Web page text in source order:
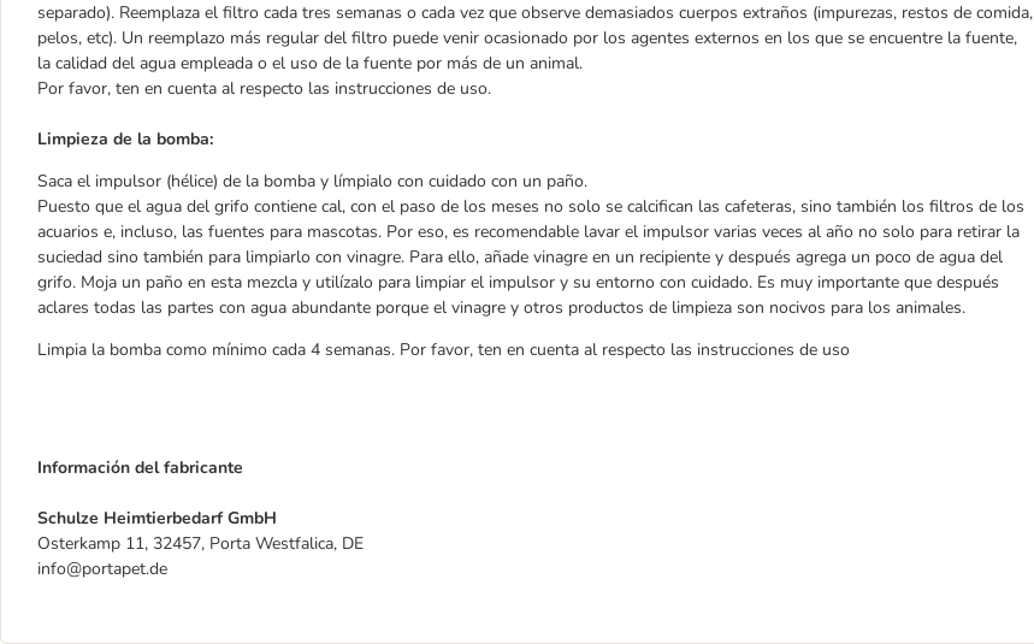
separado). Reemplaza el filtro cada tres semanas o cada vez que observe demasiados cuerpos extraños (impurezas, restos de comida,
pelos, etc). Un reemplazo más regular del filtro puede venir ocasionado por los agentes externos en los que se encuentre la fuente,
la calidad del agua empleada o el uso de la fuente por más de un animal.
Por favor, ten en cuenta al respecto las instrucciones de uso.
Limpieza de la bomba:
Saca el impulsor (hélice) de la bomba y límpialo con cuidado con un paño.
Puesto que el agua del grifo contiene cal, con el paso de los meses no solo se calcifican las cafeteras, sino también los filtros de los
acuarios e, incluso, las fuentes para mascotas. Por eso, es recomendable lavar el impulsor varias veces al año no solo para retirar la
suciedad sino también para limpiarlo con vinagre. Para ello, añade vinagre en un recipiente y después agrega un poco de agua del
grifo. Moja un paño en esta mezcla y utilízalo para limpiar el impulsor y su entorno con cuidado. Es muy importante que después
aclares todas las partes con agua abundante porque el vinagre y otros productos de limpieza son nocivos para los animales.
Limpia la bomba como mínimo cada 4 semanas. Por favor, ten en cuenta al respecto las instrucciones de uso
Información del fabricante
Schulze Heimtierbedarf GmbH
Osterkamp 11, 32457, Porta Westfalica, DE
info@portapet.de